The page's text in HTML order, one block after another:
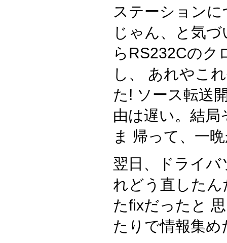
ステーション
じゃん、と気
らRS232Cのク
し、 あれやこ
た! ソース転送
由は遅い。結
ま 帰って、一
翌日、ドライ
れどう直した
たfixだったと
たりで情報集